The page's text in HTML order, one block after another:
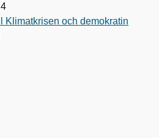
Klimatkrisen och demokratin